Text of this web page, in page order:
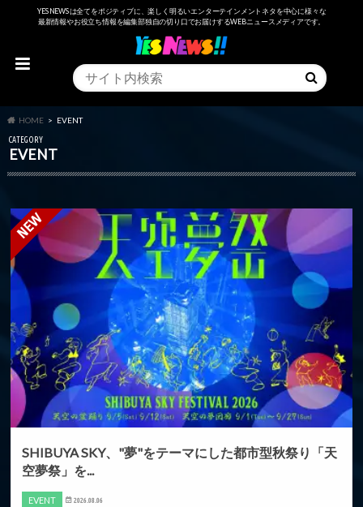
YESNEWSは全てをポジティブに、楽しく明るいエンターテインメントネタを中心に様々な
最新情報やお役立ち情報を編集部独自の切り口でお届けするWEBニュースメディアです。
HOME EVENT
CATEGORY
EVENT
NEW
SHIBUYA SKY、"夢"をテーマにした都市型秋祭り「天
空夢祭」を...
EVENT 2026.08.06